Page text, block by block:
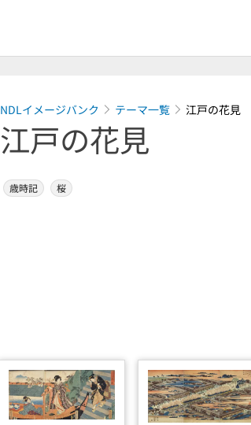
NDLイメージバンク テーマ一覧 江戸の花見
江戸の花見
歳時記 桜